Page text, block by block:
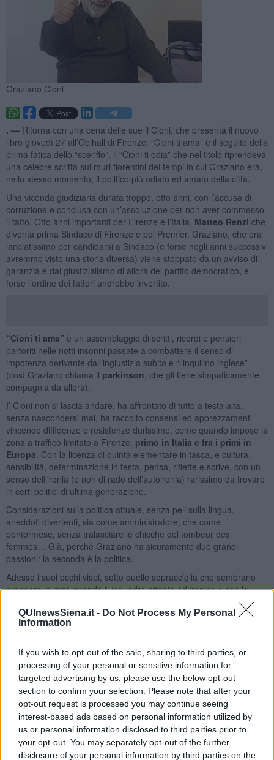
QUInewsSiena.it - Do Not Process My Personal
Information
If you wish to opt-out of the sale, sharing to third parties, or
processing of your personal or sensitive information for
targeted advertising by us, please use the below opt-out
section to confirm your selection. Please note that after your
opt-out request is processed you may continue seeing
interest-based ads based on personal information utilized by
us or personal information disclosed to third parties prior to
your opt-out. You may separately opt-out of the further
disclosure of your personal information by third parties on the
Graziano Cioni
. — Ritorna con una cena delle sue il Cioni, che presenta il nuovo
libro giovedì 27 all’Obihall di Firenze. “Cioni ti ama” è il seguito della
prima fatica dello “sceriffo”, il “Cioni ti odia” che nel titolo riprendeva
una celebre scritta sui muri fiorentini dei tempi in cui Graziano era,
nello stesso momento, il politico più odiato ed amato della città.
Una vicenda giudiziaria durata troppo, otto anni, con l’accusa di
corruzione e conclusa con un’assoluzione per non aver commesso
il fatto. Otto anni importanti per Firenze e l’Italia, Matteo Renzi che
diventa prima Sindaco di Firenze e poi Premier. Graziano, che era
lanciatissimo per candidarsi a Sindaco (e forse negli anni successivi
avremmo visto una storia diversa) viene stoppato da un avviso di
garanzia e dal giustizialismo di allora del partito democratico, e
forse l’ordine dei fattori andrebbe invertito.
“Cioni ti ama” è un assemblaggio di scritti, ricordi e pensieri
partoriti nelle notti insonni passate a combattere il senso di
impotenza derivante dall’ingiustizia subita e “l’inquilino inglese”
(così Graziano chiama il parkinson , che gli tiene simpaticamente
compagnia da allora).
I’ Cioni non si lascia andare, ha affrontato di tutto a testa alta,
senza nascondersi mai, ha raccolto consensi ed apprezzamenti
vincendo diffidenze e resistenze durissime, come quando impose la
zona a traffico limitato a Firenze, primo in Italia e fra i primi in
Europa . Con la licenza di quinta elementare in tasca, e cultura,
sensibilità, determinazione in testa, pensa, riflette e scrive, con un
senso dell’ironia (e non di rado dell’autoironia) rarissimo da trovare
in certi politici di ultima generazione.
Considerazioni sulla politica attuale, senza peli sulla lingua,
aneddoti divertenti, sia come amministratore, che come
pontormese, senza tralasciare le chicche del tombeur des
femmes… Già, perché Graziano ha sicuramente due grandi
passioni: la seconda è la politica.
Adesso i suoi occhi vispi, sotto quelle sopracciglia che sembrano
prendere la mira quando ti inquadra attento ed ironico e con la
Fondazione Turati
una onlus che si occupa di assistenza per la terza età e non solo.
Franco Bonciani
Se vuoi leggere le notizie principali della Toscana iscriviti alla
Newsletter QUInews - ToscanaMedia.Arriva gratis tutti i giorni